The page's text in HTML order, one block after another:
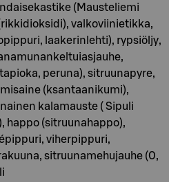
(Mausteliemi
valkoviinietikka,
laakerinlehti), rypsiöljy,
peruna), sitruunapyre,
(ksantaanikumi),
kalamauste ( Sipuli
happo (sitruunahappo),
viherpippuri,
sitruunamehujauhe (0,